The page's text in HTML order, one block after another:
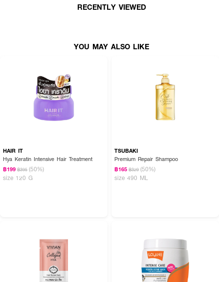
หนังศีรษะเบาสบายและเพิ่มวอลลุ่มให้เส้นผม
RECENTLY VIEWED
YOU MAY ALSO LIKE
HAIR IT
Hya Keratin Intensive Hair Treatment
฿199 ฿395 (50%)
size 120 G
TSUBAKI
Premium Repair Shampoo
฿165 ฿329 (50%)
size 490 ML